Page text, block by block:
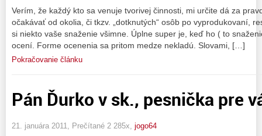
Verím, že každý kto sa venuje tvorivej činnosti, mi určite dá za
očakávať od okolia, či tkzv. „dotknutých“ osôb po vyprodukovaní,
si niekto vaše snaženie všimne. Úplne super je, keď ho ( to
ocení. Forme ocenenia sa pritom medze nekladú. Slovami, […]
Pokračovanie článku
Pán Ďurko v sk., pesnička pre
21. januára 2011, Prečítané 2 285x, jogo64